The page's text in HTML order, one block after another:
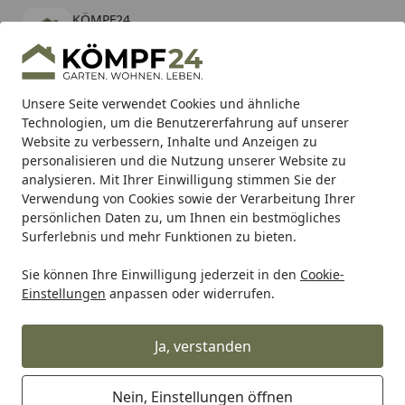
Unsere Seite verwendet Cookies und ähnliche
Technologien, um die Benutzererfahrung auf unserer
Website zu verbessern, Inhalte und Anzeigen zu
personalisieren und die Nutzung unserer Website zu
analysieren. Mit Ihrer Einwilligung stimmen Sie der
Verwendung von Cookies sowie der Verarbeitung Ihrer
persönlichen Daten zu, um Ihnen ein bestmögliches
Surferlebnis und mehr Funktionen zu bieten.
Sie können Ihre Einwilligung jederzeit in den Cookie-
Einstellungen anpassen oder widerrufen.
Ja, verstanden
Nein, Einstellungen öffnen
KÖMPF24
kostenlos - Im App Store
Hotline
Alle Produkte
Mein Konto
Suchen
Karibu Pools inkl. gratis Sandfilteranlage & Pool-
Starterset (Gesamtwert bis 468,99€)
Startseite
Auto & Zweirad Motorradzubehör & Werkzeuge
Supersprox Ritzel 428 15Z